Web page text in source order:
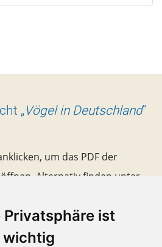
Privatsphäre ist
wichtig
„ Vögel in Deutschland“
um das PDF der
öffnen. Alternativ finden unter